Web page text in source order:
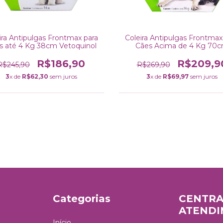
Antipulgas Frontmax para
até 4 Kg 38cm Vetoquinol
R$186,90
3x de R$62,30 sem juros
Coleira Antipulgas
Cães Acima de 4 Kg
R$269,90
3x de R$69,97 sem juros
Categorias